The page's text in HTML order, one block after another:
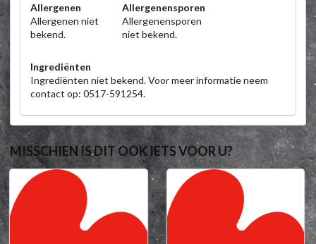
Allergenen
Allergenen niet
bekend.
Allergenensporen
Allergenensporen
niet bekend.
Ingrediënten
Ingrediënten niet bekend. Voor meer informatie neem
contact op: 0517-591254.
MISSCHIEN IS DIT OOK IETS VOOR U?